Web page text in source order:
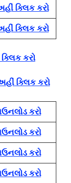
ક્લિક કરો
ક્લિક કરો
કરો
ક્લિક કરો
કરો
કરો
કરો
કરો